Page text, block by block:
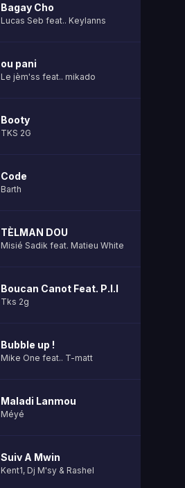
Bagay Cho
Lucas Seb feat.. Keylanns
ou pani
Le jèm'ss feat.. mikado
Booty
TKS 2G
Code
Barth
TÈLMAN DOU
Misié Sadik feat. Matieu White
Boucan Canot Feat. P.l.l
Tks 2g
Bubble up !
Mike One feat.. T-matt
Maladi Lanmou
Méyé
Suiv A Mwin
Kent1, Dj M'sy & Rashel